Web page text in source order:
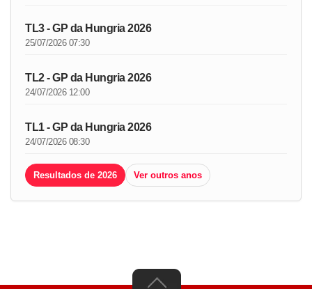
TL3 - GP da Hungria 2026
25/07/2026 07:30
TL2 - GP da Hungria 2026
24/07/2026 12:00
TL1 - GP da Hungria 2026
24/07/2026 08:30
Resultados de 2026 Ver outros anos